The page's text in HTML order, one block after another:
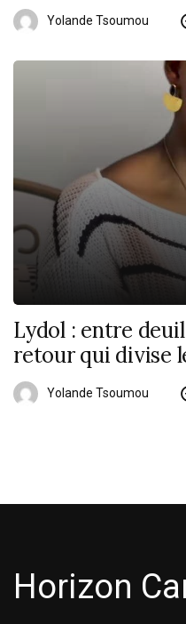
Yolande Tsoumou
Lydol : entre
retour qui divise
Yolande Tsoumou
Horizon